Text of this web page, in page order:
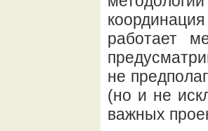
работает
не
(но и не
важных